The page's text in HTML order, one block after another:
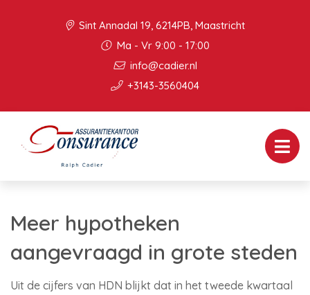
Sint Annadal 19, 6214PB, Maastricht
Ma - Vr 9:00 - 17:00
info@cadier.nl
+3143-3560404
Meer hypotheken
aangevraagd in grote steden
Uit de cijfers van HDN blijkt dat in het tweede kwartaal